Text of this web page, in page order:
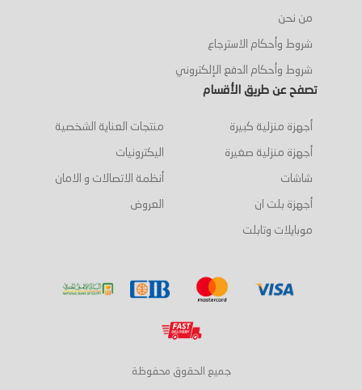
من نحن
شروط وأحكام الاسترجاع
شروط وأحكام الدفع الإلكتروني
تصفح عن طريق الأقسام
أجهزة منزلية كبيرة
أجهزة منزلية صغيرة
شاشات
أجهزة بلت ان
موبايلات وتابلت
منتجات العناية الشخصية
اليكترونيات
أنظمة الاتصالات و الامان
العروض
جميع الحقوق محفوظة